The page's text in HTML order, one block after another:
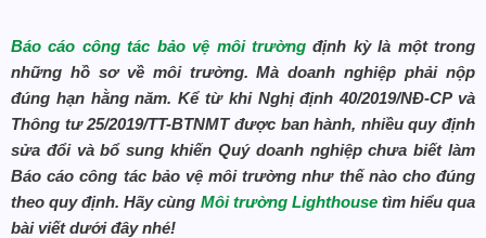
Báo cáo công tác bảo vệ môi trườngđịnh kỳ là một trong
những hồ sơ về môi trường. Mà doanh nghiệp phải nộp
đúng hạn hằng năm. Kể từ khi Nghị định 40/2019/NĐ-CP và
Thông tư 25/2019/TT-BTNMT được ban hành, nhiều quy định
sửa đổi và bổ sung khiến Quý doanh nghiệp chưa biết làm
Báo cáo công tác bảo vệ môi trường như thế nào cho đúng
theo quy định. Hãy cùng Môi trường Lighthousetìm hiểu qua
bài viết dưới đây nhé!